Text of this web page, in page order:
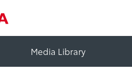
Media Library